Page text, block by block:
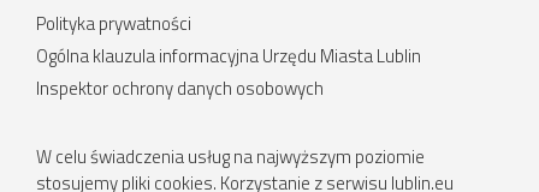
Polityka prywatności
Ogólna klauzula informacyjna Urzędu Miasta Lublin
Inspektor ochrony danych osobowych
W celu świadczenia usług na najwyższym poziomie
stosujemy pliki cookies. Korzystanie z serwisu lublin.eu